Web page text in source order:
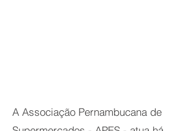
A Associação Pernambucana de